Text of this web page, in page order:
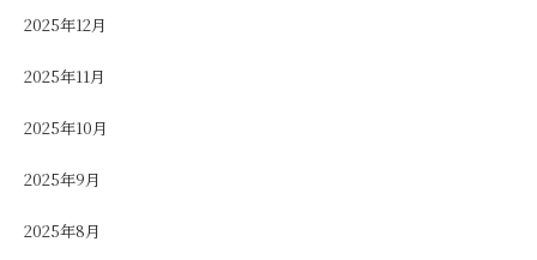
2025年12月
2025年11月
2025年10月
2025年9月
2025年8月